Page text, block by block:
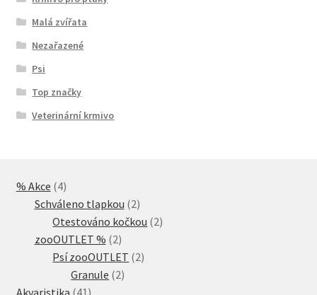
Malá zvířata
Nezařazené
Psi
Top značky
Veterinární krmivo
% Akce 44
produkty
Schváleno tlapkou 22
produkty
Otestováno kočkou 22
zooOUTLET % 22
produkty
Psí zooOUTLET 22
Granule 22
Akvaristika 41 41